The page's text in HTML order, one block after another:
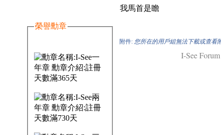
榮譽勳章
我馬首是瞻
附件: 您所在的用戶組無法下載或查看
I-See